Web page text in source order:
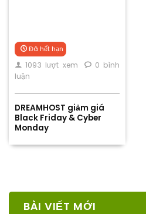
Đã hết hạn
1093 lượt xem
0 bình
luận
DREAMHOST giảm giá
Black Friday & Cyber
Monday
BÀI VIẾT MỚI